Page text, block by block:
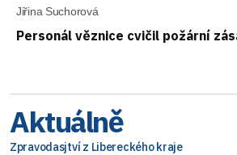
Jiřina Suchorová
Personál věznice cvičil požární
Aktuálně
Zpravodasjtví z Libereckého kraje